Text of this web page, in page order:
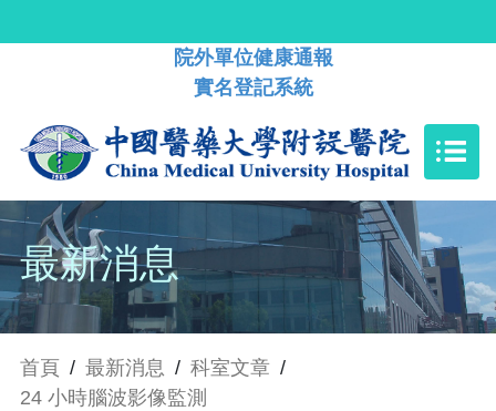
院外單位健康通報
實名登記系統
最新消息
首頁 / 最新消息 / 科室文章 /
24 小時腦波影像監測